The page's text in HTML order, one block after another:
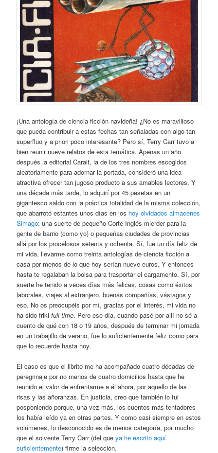
¡Una antología de ciencia ficción navideña! ¿No es maravilloso
que pueda contribuir a estas fechas tan señaladas con algo tan
superfluo y a priori poco interesante? Pero sí, Terry Carr tuvo a
bien reunir nueve relatos de esta temática. Apenas un año
después la editorial Caralt, la de los tres nombres escogidos
aleatoriamente para adornar la portada, consideró una idea
atractiva ofrecer tan jugoso producto a sus amables lectores. Y
una década más tarde, lo adquirí por 45 pesetas en un
gigantesco saldo con la práctica totalidad de la misma colección,
que abarrotó estantes unos días en los hoy olvidados almacenes
Simago: una suerte de pequeño Corte Inglés mierder para la
gente de barrio (como yo) o pequeñas ciudades de provincias
allá por los procelosos setenta y ochenta. Sí, fue un día feliz de
mi vida, llevarme como treinta antologías de ciencia ficción a
casa por menos de lo que hoy serían nueve euros. Y entonces
hasta te regalaban la bolsa para trasportar el cargamento. Sí, por
suerte he tenido a veces días más felices, cosas como éxitos
laborales, viajes al extranjero, buenas compañías, vástagos y
eso. No os preocupéis por mí, gracias por el interés, mi vida no
ha sido frikifull time. Pero ese día, cuando pasé por allí no sé a
cuento de qué con 18 o 19 años, después de terminar mi jornada
en un trabajillo de verano, fue lo suficientemente feliz como para
que lo recuerde hasta hoy.
El caso es que el librito me ha acompañado cuatro décadas de
peregrinaje por no menos de cuatro domicilios hasta que he
reunido el valor de enfrentarme a él ahora, por aquello de las
risas y las añoranzas. En justicia, creo que también lo fui
posponiendo porque, una vez más, los cuentos más tentadores
los había leído ya en otras partes. Y como casi siempre en estos
volúmenes, lo desconocido es de menos categoría, por mucho
que el solvente Terry Carr (del queya he escrito aquí
suficientemente) firme la selección.